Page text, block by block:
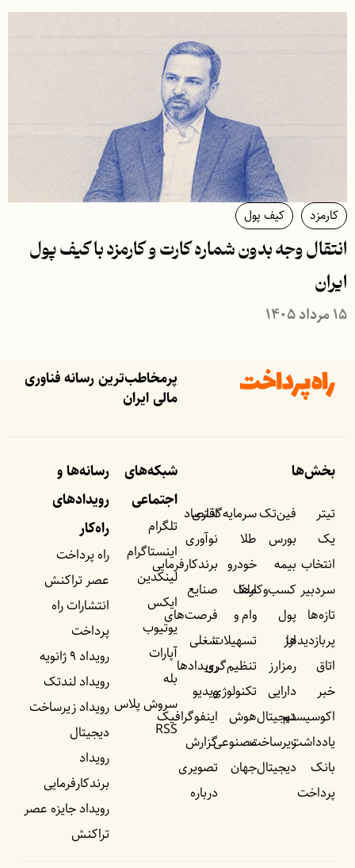
کارمزد کیف پول
انتقال وجه بدون شماره کارت و کارمزد با کیف پول
ایران
۱۵ مرداد ۱۴۰۵
پرمخاطب‌ترین رسانه فناوری
مالی ایران
بخش‌ها
تیتر
یک
انتخاب
سردبیر
تازه‌ها
پربازدید‌ها
اتاق
خبر
اکوسیستم
یادداشت‌
بانک
پرداخت
فین‌تک
بورس
بیمه
کسب‌وکار‌ها
پول
ارز
رمزارز
دارایی
دیجیتال
زیرساخت
دیجیتال
سرمایه‌گذاری
طلا
خودرو
ملک
وام و
تسهیلات
تنظیم‌گری
تکنولوژی
هوش
مصنوعی
جهان
اقتصاد
نوآوری
برندکارفرمایی
صنایع
فرصت‌های
شغلی
رویداد‌ها
ویدیو
اینفوگرافیک
گزارش
تصویری
درباره
شبکه‌های
اجتماعی
تلگرام
اینستاگرام
لینکدین
ایکس
یوتیوب
آپارات
بله
سروش پلاس
RSS
رسانه‌ها و
رویداد‌های
راه‌کار
راه پرداخت
عصر تراکنش
انتشارات راه
پرداخت
رویداد ۹ ژانویه
رویداد لندتک
رویداد زیرساخت
دیجیتال
رویداد
برندکارفرمایی
رویداد جایزه عصر
تراکنش